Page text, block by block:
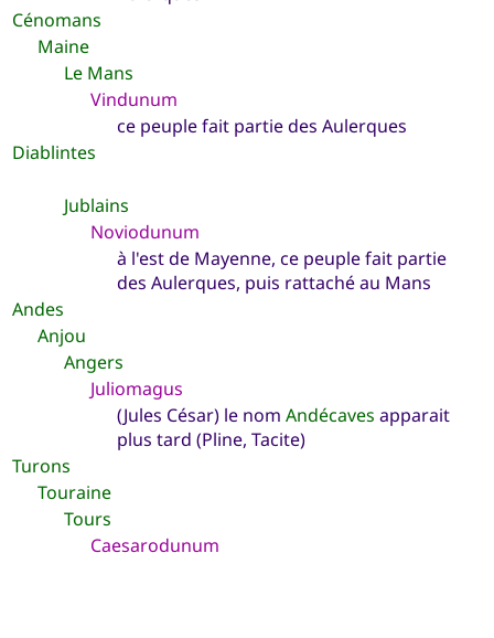
Cénomans
Maine
Le Mans
Vindunum
ce peuple fait partie des Aulerques
Diablintes
Jublains
Noviodunum
à l'est de Mayenne, ce peuple fait partie
des Aulerques, puis rattaché au Mans
Andes
Anjou
Angers
Juliomagus
(Jules César) le nom Andécaves apparait
plus tard (Pline, Tacite)
Turons
Touraine
Tours
Caesarodunum